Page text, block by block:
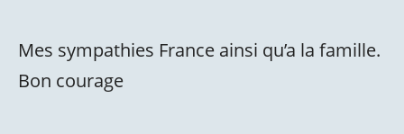
Mes sympathies France ainsi qu’a la famille.
Bon courage